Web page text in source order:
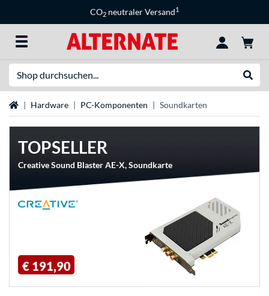
CO2 neutraler Versand1
StartseiteHardware PC-Komponenten Soundkarten
TOPSELLER
Creative Sound Blaster AE-X, Soundkarte
€ 191,90